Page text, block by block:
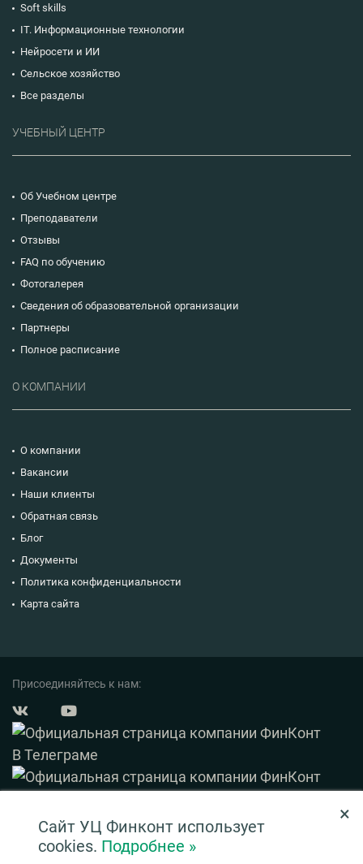
Soft skills
IT. Информационные технологии
Нейросети и ИИ
Сельское хозяйство
Все разделы
УЧЕБНЫЙ ЦЕНТР
Об Учебном центре
Преподаватели
Отзывы
FAQ по обучению
Фотогалерея
Сведения об образовательной организации
Партнеры
Полное расписание
О КОМПАНИИ
О компании
Вакансии
Наши клиенты
Обратная связь
Блог
Документы
Политика конфиденциальности
Карта сайта
Присоединяйтесь к нам:
Нашли ошибку? Выделите ее и нажмите Ctrl+Enter
×
Сайт УЦ Финконт использует
cookies. Подробнее »